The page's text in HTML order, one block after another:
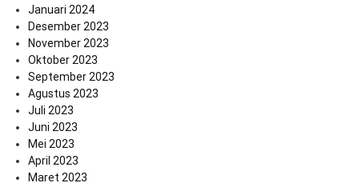
Januari 2024
Desember 2023
November 2023
Oktober 2023
September 2023
Agustus 2023
Juli 2023
Juni 2023
Mei 2023
April 2023
Maret 2023